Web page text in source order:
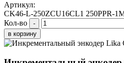
Артикул:
CK46-L-250ZCU16CL1 250PPR-
Кол-во
-
в корзину